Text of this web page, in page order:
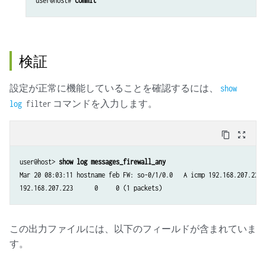
検証
設定が正常に機能していることを確認するには、
show
log filter コマンドを入力します。
content_copy zoom_out_map
user@host> show log messages_firewall_any
Mar 20 08:03:11 hostname feb FW: so-0/1/0.0   A icmp 192.168.207.222
192.168.207.223      0     0 (1 packets)
この出力ファイルには、以下のフィールドが含まれていま
す。